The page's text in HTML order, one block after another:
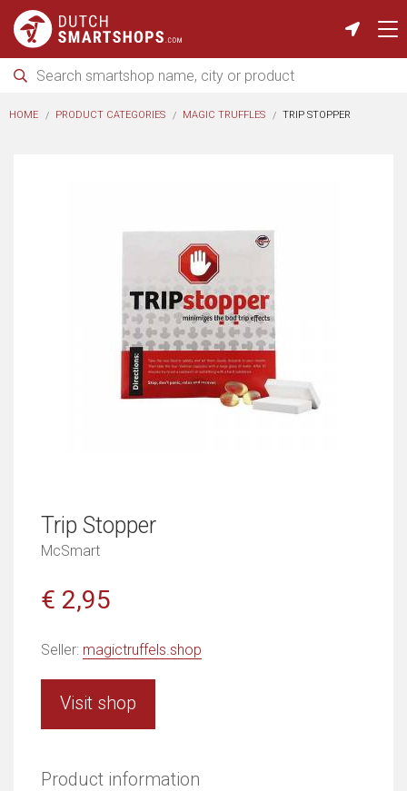
HOME PRODUCT CATEGORIES MAGIC TRUFFLES TRIP STOPPER
Trip Stopper
McSmart
€ 2,95
Seller: magictruffels.shop
Visit shop
Product information